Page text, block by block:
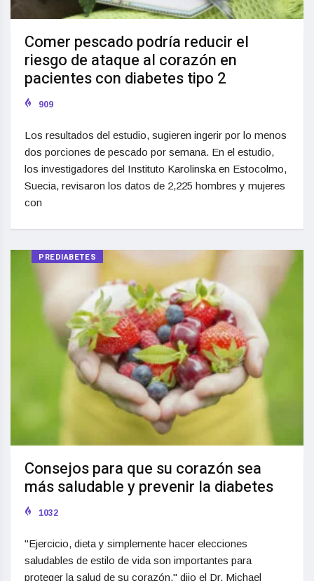
Comer pescado podría reducir el
riesgo de ataque al corazón en
pacientes con diabetes tipo 2
909
Los resultados del estudio, sugieren ingerir por lo menos
dos porciones de pescado por semana. En el estudio,
los investigadores del Instituto Karolinska en Estocolmo,
Suecia, revisaron los datos de 2,225 hombres y mujeres
con
PREDIABETES
Consejos para que su corazón sea
más saludable y prevenir la diabetes
1032
"Ejercicio, dieta y simplemente hacer elecciones
saludables de estilo de vida son importantes para
proteger la salud de su corazón," dijo el Dr. Michael